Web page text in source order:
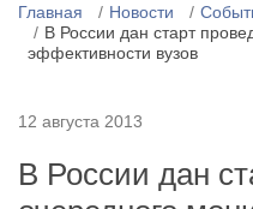
Главная Новости
В России дан старт
эффективности вузов
12 августа 2013
В России дан